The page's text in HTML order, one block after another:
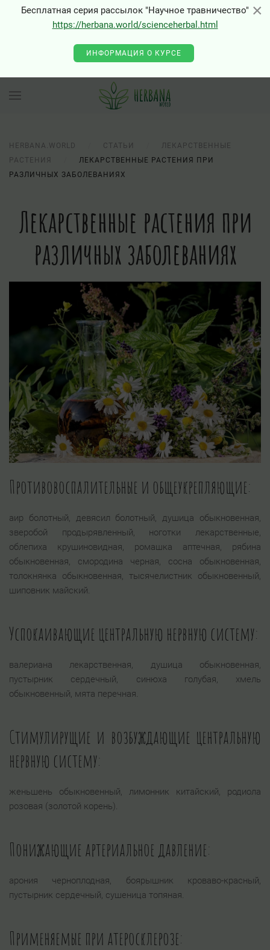
×
Бесплатная серия рассылок "Научное травничество"
https://herbana.world/scienceherbal.html
ИНФОРМАЦИЯ О КУРСЕ
HERBANA.WORLD СТАТЬИ
ЛЕКАРСТВЕННЫЕ
РАСТЕНИЯ
ЛЕКАРСТВЕННЫЕ РАСТЕНИЯ ПРИ
РАЗЛИЧНЫХ ЗАБОЛЕВАНИЯХ
Лекарственные растения при
различных заболеваниях
Противовоспалительные и общеукрепляющие:
аир болотный, девясил болотный, душица обыкновенная,
зверобой продырявленный, ноготки лекарственные,
облепиха крушиновидная, ромашка аптечная, рябина
обыкновенная, смородина черная, сосна обыкновенная,
толокнянка обыкновенная, тысячелистник обыкновенный,
шиповник майский.
Успокаивающие центральную нервную систему:
валериана лекарственная, душица обыкновенная,
пустырник сердечный, синюха голубая, хмель
обыкновенный, мята перечная.
Стимулирущие и возбуждающие центральную
нервную систему:
женьшень обыкновенный, лимонник китайский, родиола
розовая (золотой корень).
Понижающие артериальное давление:
арония черноплодная, боярышник кроваво-красный,
пустырник сердечный, сушеница топяная.
Применяемые при атеросклерозе:
×